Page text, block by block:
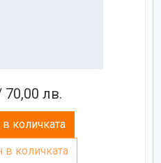
70,00 лв.
количката
в количката